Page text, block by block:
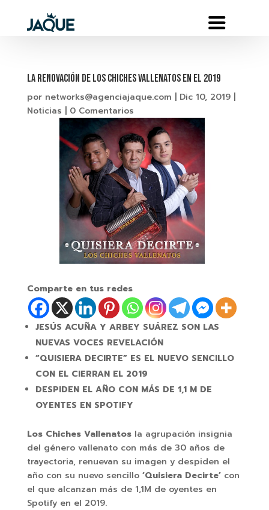
LA RENOVACIÓN DE LOS CHICHES VALLENATOS EN EL 2019
por networks@agenciajaque.com Dic 10, 2019|
Noticias
0 Comentarios
Comparte en tus redes
JESÚS ACUÑA Y ARBEY SUÁREZ SON LAS
NUEVAS VOCES REVELACIÓN
“QUISIERA DECIRTE” ES EL NUEVO SENCILLO
CON EL CIERRAN EL 2019
DESPIDEN EL AÑO CON MÁS DE 1,1 M DE
OYENTES EN SPOTIFY
Los Chiches Vallenatos la agrupación insignia
del género vallenato con más de 30 años de
trayectoria, renuevan su imagen y despiden el
año con su nuevo sencillo ‘Quisiera Decirte’ con
el que alcanzan más de 1,1M de oyentes en
Spotify en el 2019.